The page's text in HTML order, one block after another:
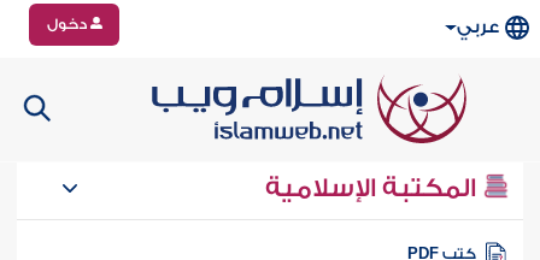
عربي دخول
المكتبة الإسلامية